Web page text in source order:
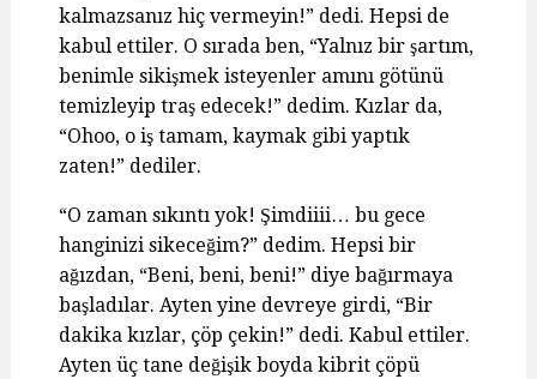
kalmazsanız hiç vermeyin!” dedi. Hepsi de
kabul ettiler. O sırada ben, “Yalnız bir şartım,
benimle sikişmek isteyenler amını götünü
temizleyip traş edecek!” dedim. Kızlar da,
“Ohoo, o iş tamam, kaymak gibi yaptık
zaten!” dediler.
“O zaman sıkıntı yok! Şimdiiii… bu gece
hanginizi sikeceğim?” dedim. Hepsi bir
ağızdan, “Beni, beni, beni!” diye bağırmaya
başladılar. Ayten yine devreye girdi, “Bir
dakika kızlar, çöp çekin!” dedi. Kabul ettiler.
Ayten üç tane değişik boyda kibrit çöpü